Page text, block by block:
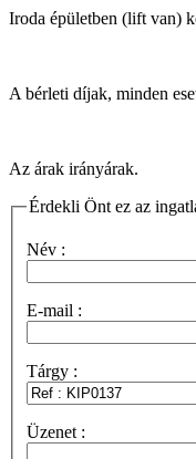
Iroda épületben (lift van)
A bérleti díjak, minden
Az árak irányárak.
Érdekli Önt ez az
Név :
E-mail :
Tárgy :
Üzenet :